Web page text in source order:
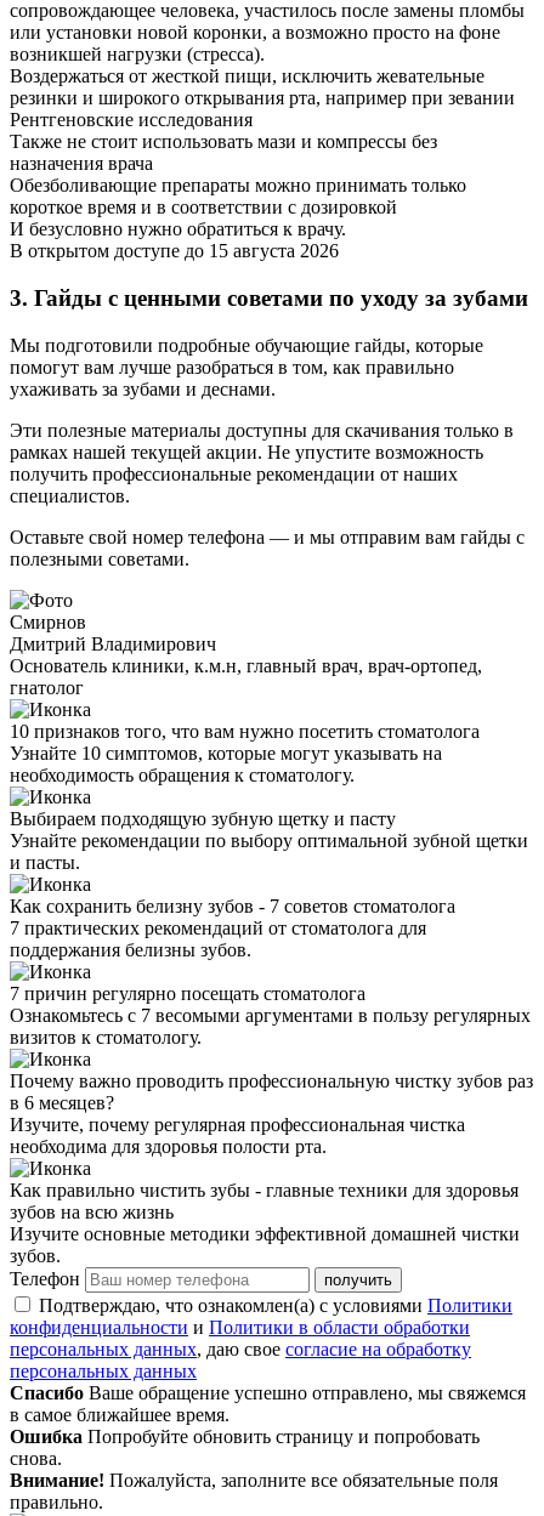
сопровождающее человека, участилось после замены пломбы
или установки новой коронки, а возможно просто на фоне
возникшей нагрузки (стресса).
Воздержаться от жесткой пищи, исключить жевательные
резинки и широкого открывания рта, например при зевании
Рентгеновские исследования
Также не стоит использовать мази и компрессы без
назначения врача
Обезболивающие препараты можно принимать только
короткое время и в соответствии с дозировкой
И безусловно нужно обратиться к врачу.
В открытом доступе до 15 августа 2026
3. Гайды с ценными советами по уходу за зубами
Мы подготовили подробные обучающие гайды, которые
помогут вам лучше разобраться в том, как правильно
ухаживать за зубами и деснами.
Эти полезные материалы доступны для скачивания только в
рамках нашей текущей акции. Не упустите возможность
получить профессиональные рекомендации от наших
специалистов.
Оставьте свой номер телефона — и мы отправим вам гайды с
полезными советами.
Смирнов
Дмитрий Владимирович
Основатель клиники, к.м.н, главный врач, врач-ортопед,
гнатолог
10 признаков того, что вам нужно посетить стоматолога
Узнайте 10 симптомов, которые могут указывать на
необходимость обращения к стоматологу.
Выбираем подходящую зубную щетку и пасту
Узнайте рекомендации по выбору оптимальной зубной щетки
и пасты.
Как сохранить белизну зубов - 7 советов стоматолога
7 практических рекомендаций от стоматолога для
поддержания белизны зубов.
7 причин регулярно посещать стоматолога
Ознакомьтесь с 7 весомыми аргументами в пользу регулярных
визитов к стоматологу.
Почему важно проводить профессиональную чистку зубов раз
в 6 месяцев?
Изучите, почему регулярная профессиональная чистка
необходима для здоровья полости рта.
Как правильно чистить зубы - главные техники для здоровья
зубов на всю жизнь
Изучите основные методики эффективной домашней чистки
зубов.
Телефон
получить
Подтверждаю, что ознакомлен(а) с условиями Политики
конфиденциальности и Политики в области обработки
персональных данных, даю свое согласие на обработку
персональных данных
Спасибо Ваше обращение успешно отправлено, мы свяжемся
в самое ближайшее время.
Ошибка Попробуйте обновить страницу и попробовать
снова.
Внимание! Пожалуйста, заполните все обязательные поля
правильно.